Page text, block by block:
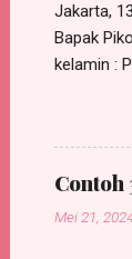
Jakarta,
Bapak
kelamin :
555/
pada
kuasa
lagi
Contoh
Mei 21,